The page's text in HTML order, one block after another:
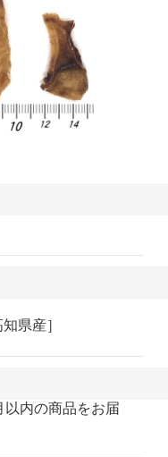
県産］
内の商品をお届